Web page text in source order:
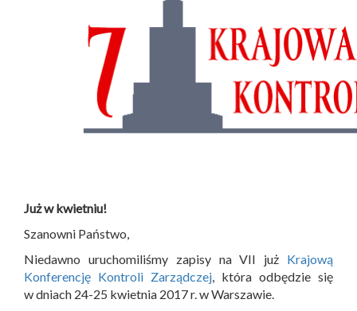
Już w kwietniu!
Szanowni Państwo,
Niedawno uruchomiliśmy zapisy na VII już Krajową
Konferencję Kontroli Zarządczej, która odbędzie się
w dniach 24-25 kwietnia 2017 r. w Warszawie.